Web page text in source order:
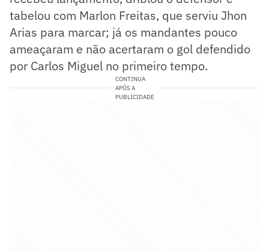
tabelou com Marlon Freitas, que serviu Jhon
Arias para marcar; já os mandantes pouco
ameaçaram e não acertaram o gol defendido
por Carlos Miguel no primeiro tempo.
CONTINUA
APÓS A
PUBLICIDADE